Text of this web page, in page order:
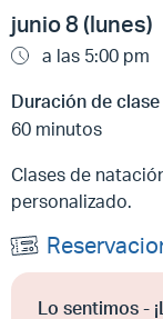
junio 8 (lunes)
a las 5:00 pm
Duración de clase
60 minutos
Clases de
personalizado.
Lo sentimos -